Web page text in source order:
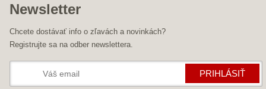
Newsletter
Chcete dostávať info o zľavách a novinkách?
Registrujte sa na odber newslettera.
PRIHLÁSIŤ